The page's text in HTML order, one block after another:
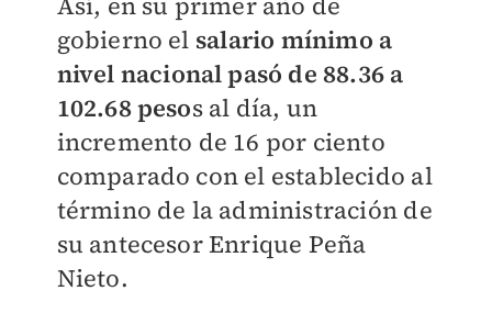
gobierno el salario mínimo a
nivel nacional pasó de 88.36 a
102.68 pesos al día, un
incremento de 16 por ciento
comparado con el establecido al
término de la administración de
su antecesor Enrique Peña
Nieto.